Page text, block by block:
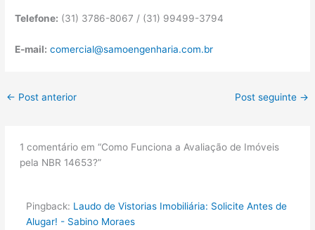
Telefone: (31) 3786-8067 / (31) 99499-3794
E-mail: comercial@samoengenharia.com.br
← Post anterior Post seguinte →
1 comentário em “Como Funciona a Avaliação de Imóveis
pela NBR 14653?”
Pingback: Laudo de Vistorias Imobiliária: Solicite Antes de
Alugar! - Sabino Moraes